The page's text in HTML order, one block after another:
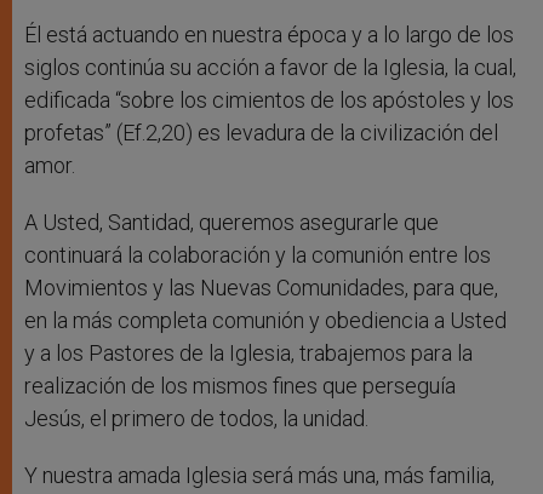
Él está actuando en nuestra época y a lo largo de los
siglos continúa su acción a favor de la Iglesia, la cual,
edificada “sobre los cimientos de los apóstoles y los
profetas” (Ef.2,20) es levadura de la civilización del
amor.
A Usted, Santidad, queremos asegurarle que
continuará la colaboración y la comunión entre los
Movimientos y las Nuevas Comunidades, para que,
en la más completa comunión y obediencia a Usted
y a los Pastores de la Iglesia, trabajemos para la
realización de los mismos fines que perseguía
Jesús, el primero de todos, la unidad.
Y nuestra amada Iglesia será más una, más familia,